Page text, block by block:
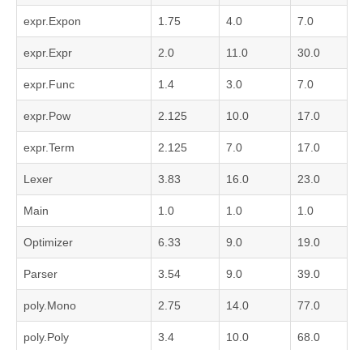
expr.Expon 1.75 4.0 7.0
expr.Expr 2.0 11.0 30.0
expr.Func 1.4 3.0 7.0
expr.Pow 2.125 10.0 17.0
expr.Term 2.125 7.0 17.0
Lexer 3.83 16.0 23.0
Main 1.0 1.0 1.0
Optimizer 6.33 9.0 19.0
Parser 3.54 9.0 39.0
poly.Mono 2.75 14.0 77.0
poly.Poly 3.4 10.0 68.0